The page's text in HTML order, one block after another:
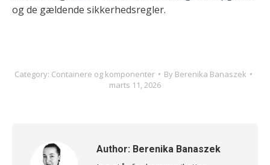
og de gældende sikkerhedsregler.
Category: Containere og komponenter By Berenika Banaszek
marts 11, 2026
Author: Berenika Banaszek